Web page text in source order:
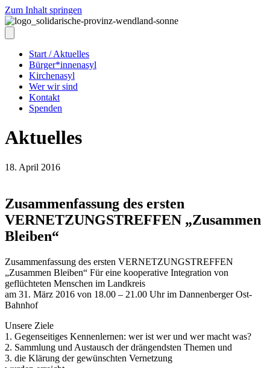
Zum Inhalt springen
Start / Aktuelles
Bürger*innenasyl
Kirchenasyl
Wer wir sind
Kontakt
Spenden
Aktuelles
18. April 2016
Zusammenfassung des ersten
VERNETZUNGSTREFFEN „Zusammen
Bleiben“
Zusammenfassung des ersten VERNETZUNGSTREFFEN
„Zusammen Bleiben“ Für eine kooperative Integration von
geflüchteten Menschen im Landkreis
am 31. März 2016 von 18.00 – 21.00 Uhr im Dannenberger Ost-
Bahnhof
Unsere Ziele
1. Gegenseitiges Kennenlernen: wer ist wer und wer macht was?
2. Sammlung und Austausch der drängendsten Themen und
3. die Klärung der gewünschten Vernetzung